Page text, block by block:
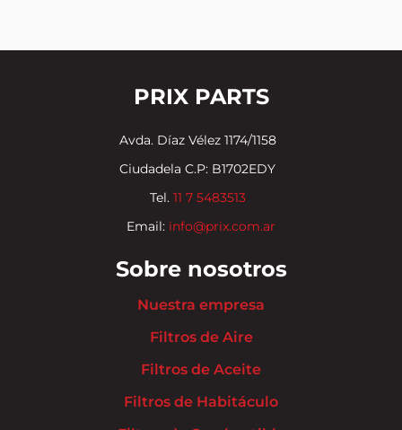
PRIX PARTS
Avda. Díaz Vélez 1174/1158
Ciudadela C.P: B1702EDY
Tel. 11 7 5483513
Email: info@prix.com.ar
Sobre nosotros
Nuestra empresa
Filtros de Aire
Filtros de Aceite
Filtros de Habitáculo